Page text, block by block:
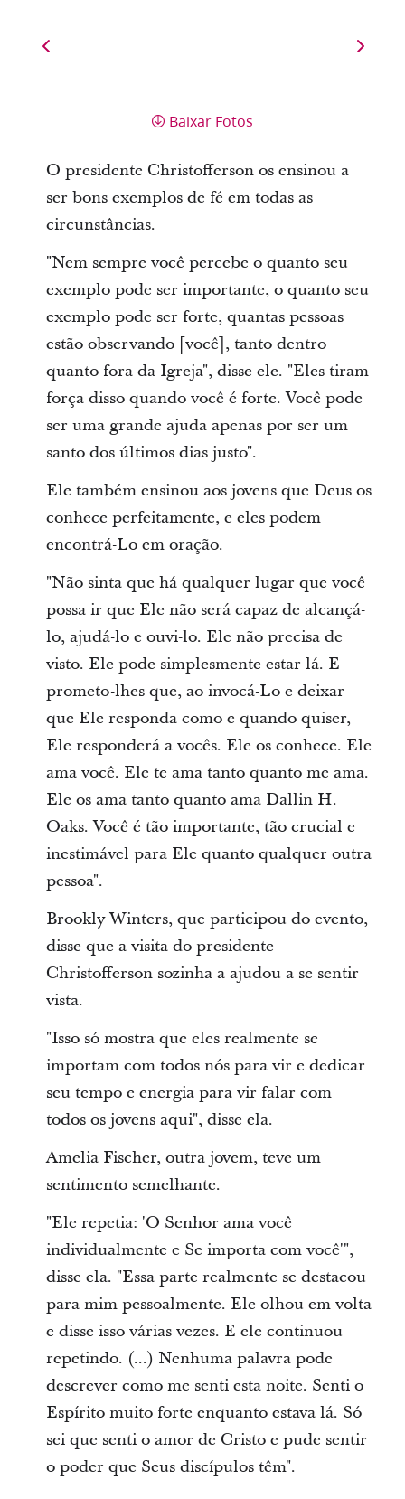
Baixar Fotos
O presidente Christofferson os ensinou a
ser bons exemplos de fé em todas as
circunstâncias.
"Nem sempre você percebe o quanto seu
exemplo pode ser importante, o quanto seu
exemplo pode ser forte, quantas pessoas
estão observando [você], tanto dentro
quanto fora da Igreja", disse ele. "Eles tiram
força disso quando você é forte. Você pode
ser uma grande ajuda apenas por ser um
santo dos últimos dias justo".
Ele também ensinou aos jovens que Deus os
conhece perfeitamente, e eles podem
encontrá-Lo em oração.
"Não sinta que há qualquer lugar que você
possa ir que Ele não será capaz de alcançá-
lo, ajudá-lo e ouvi-lo. Ele não precisa de
visto. Ele pode simplesmente estar lá. E
prometo-lhes que, ao invocá-Lo e deixar
que Ele responda como e quando quiser,
Ele responderá a vocês. Ele os conhece. Ele
ama você. Ele te ama tanto quanto me ama.
Ele os ama tanto quanto ama Dallin H.
Oaks. Você é tão importante, tão crucial e
inestimável para Ele quanto qualquer outra
pessoa".
Brookly Winters, que participou do evento,
disse que a visita do presidente
Christofferson sozinha a ajudou a se sentir
vista.
"Isso só mostra que eles realmente se
importam com todos nós para vir e dedicar
seu tempo e energia para vir falar com
todos os jovens aqui", disse ela.
Amelia Fischer, outra jovem, teve um
sentimento semelhante.
"Ele repetia: 'O Senhor ama você
individualmente e Se importa com você'",
disse ela. "Essa parte realmente se destacou
para mim pessoalmente. Ele olhou em volta
e disse isso várias vezes. E ele continuou
repetindo. (...) Nenhuma palavra pode
descrever como me senti esta noite. Senti o
Espírito muito forte enquanto estava lá. Só
sei que senti o amor de Cristo e pude sentir
o poder que Seus discípulos têm".